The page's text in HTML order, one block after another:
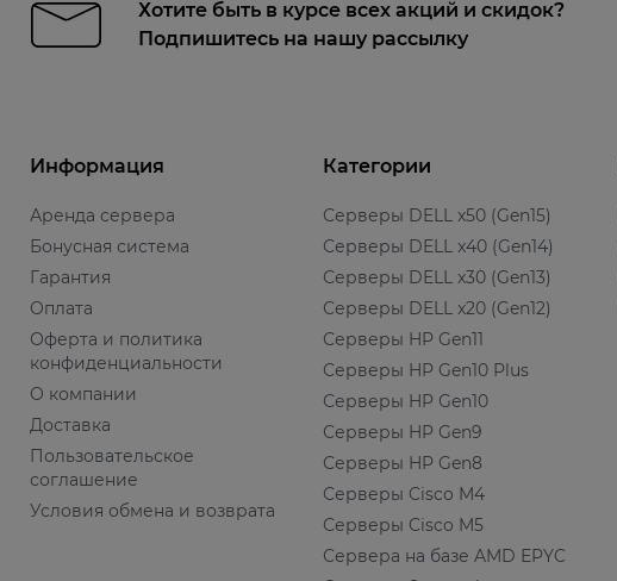
Хотите быть в курсе всех акций и скидок?
Подпишитесь на нашу рассылку
Информация
Аренда сервера
Бонусная система
Гарантия
Оплата
Оферта и политика
конфиденциальности
О компании
Доставка
Пользовательское
соглашение
Условия обмена и возврата
Категории
Серверы DELL x50 (Gen15)
Серверы DELL x40 (Gen14)
Серверы DELL x30 (Gen13)
Серверы DELL x20 (Gen12)
Серверы HP Gen11
Серверы HP Gen10 Plus
Серверы HP Gen10
Серверы HP Gen9
Серверы HP Gen8
Серверы Cisco M4
Серверы Cisco M5
Сервера на базе AMD EPYC